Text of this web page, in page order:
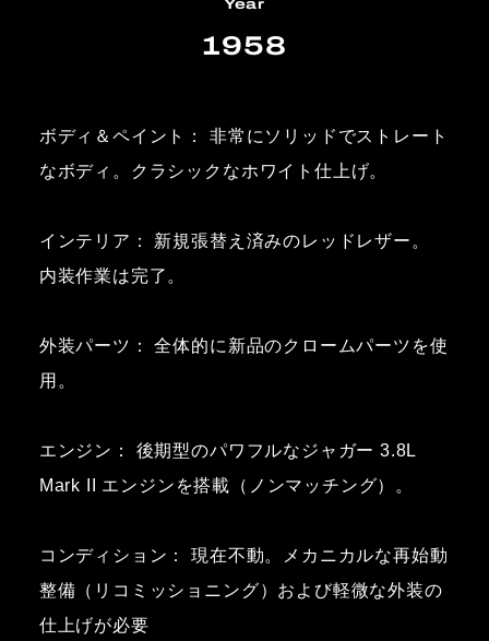
1958
ボディ＆ペイント： 非常にソリッドでストレート
なボディ。クラシックなホワイト仕上げ。
インテリア： 新規張替え済みのレッドレザー。
内装作業は完了。
外装パーツ： 全体的に新品のクロームパーツを使
用。
エンジン： 後期型のパワフルなジャガー 3.8L
Mark II エンジンを搭載（ノンマッチング）。
コンディション： 現在不動。メカニカルな再始動
整備（リコミッショニング）および軽微な外装の
仕上げが必要